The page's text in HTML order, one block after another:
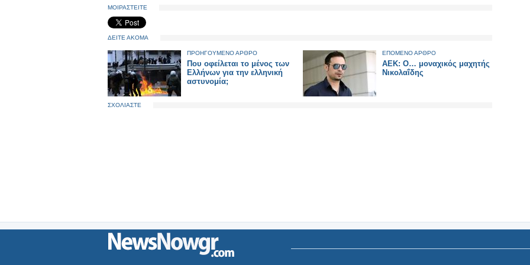
ΜΟΙΡΑΣΤΕΙΤΕ
ΔΕΙΤΕ ΑΚΟΜΑ
ΠΡΟΗΓΟΥΜΕΝΟ ΑΡΘΡΟ
Που οφείλεται το μένος των
Ελλήνων για την ελληνική
αστυνομία;
ΕΠΟΜΕΝΟ ΑΡΘΡΟ
AEK: Ο… μοναχικός μαχητής
Νικολαΐδης
ΣΧΟΛΙΑΣΤΕ